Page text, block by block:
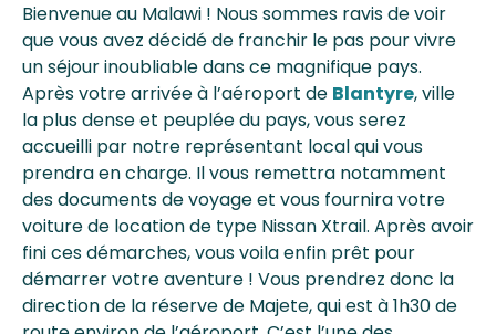
Bienvenue au Malawi ! Nous sommes ravis de voir
que vous avez décidé de franchir le pas pour vivre
un séjour inoubliable dans ce magnifique pays.
Après votre arrivée à l’aéroport de Blantyre, ville
la plus dense et peuplée du pays, vous serez
accueilli par notre représentant local qui vous
prendra en charge. Il vous remettra notamment
des documents de voyage et vous fournira votre
voiture de location de type Nissan Xtrail. Après avoir
fini ces démarches, vous voila enfin prêt pour
démarrer votre aventure ! Vous prendrez donc la
direction de la réserve de Majete, qui est à 1h30 de